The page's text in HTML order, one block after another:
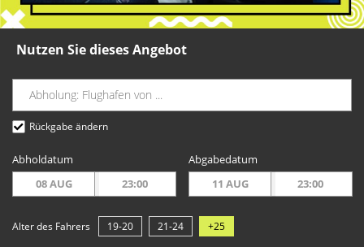
Nutzen Sie dieses Angebot
Rückgabe ändern
Abholdatum
08 AUG
23:00
Abgabedatum
11 AUG
23:00
Alter des Fahrers 19-20 21-24 +25